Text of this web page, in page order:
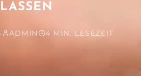
LASSEN
ADMIN 4 MIN. LESEZEIT